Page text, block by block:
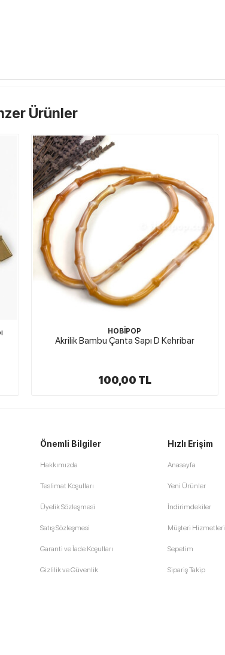
Ürünler
HOBİPOP
Akrilik Boncuklu Çanta Sapı Şeker
179,00 TL
Önemli Bilgiler
Hakkımızda
Teslimat Koşulları
Üyelik Sözleşmesi
Satış Sözleşmesi
Garanti ve İade Koşulları
Gizlilik ve Güvenlik
Hızlı Erişim
Anasayfa
Yeni Ürünler
İndirimdekiler
Müşteri Hizmetleri
Sepetim
Sipariş Takip